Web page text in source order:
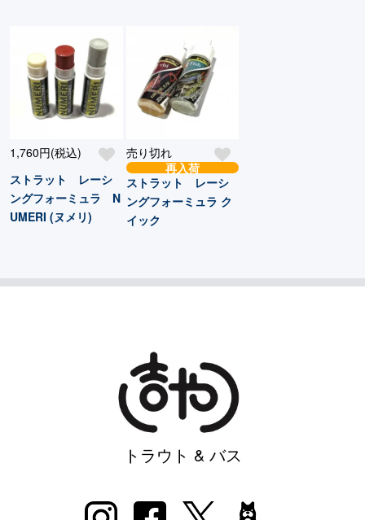
1,760円(税込)
ストラット レーシ
ングフォーミュラ N
UMERI (ヌメリ)
売り切れ
再入荷
ストラット レーシ
ングフォーミュラ ク
イック
トラウト & バス